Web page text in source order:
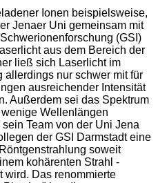
Ionen beispielsweise,
Jenaer Uni gemeinsam mit
(GSI)
aus dem Bereich der
ließ sich Laserlicht im
allerdings nur schwer mit für
ausreichender Intensität
Außerdem sei das Spektrum
Wellenlängen
Team von der Uni Jena
der GSI Darmstadt eine
soweit
kohärenten Strahl -
wird. Das renommierte